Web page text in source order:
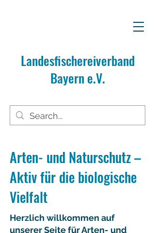
Landesfischereiverband
Bayern e.V.
Arten- und Naturschutz –
Aktiv für die biologische
Vielfalt
Herzlich willkommen auf
unserer Seite für Arten- und